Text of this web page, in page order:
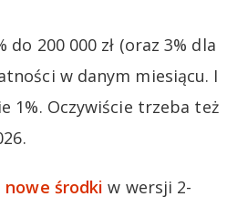
200 000 zł (oraz 3% dla
w danym miesiącu. I
1%. Oczywiście trzeba też
nowe środki w wersji 2-